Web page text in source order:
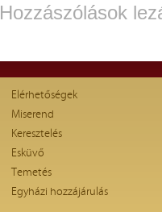
Hozzászólások
Elérhetőségek
Miserend
Keresztelés
Esküvő
Temetés
Egyházi hozzájárulás